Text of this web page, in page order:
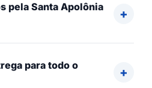
pela Santa Apolônia
para todo o